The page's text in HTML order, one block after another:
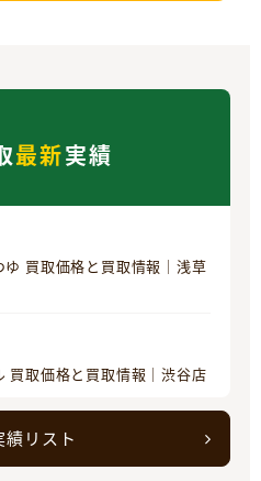
最新実績
買取価格と買取情報｜浅草
買取価格と買取情報｜渋谷店
績リスト